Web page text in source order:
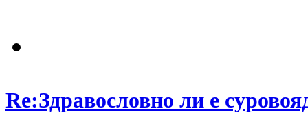
Re:Здравословно ли е